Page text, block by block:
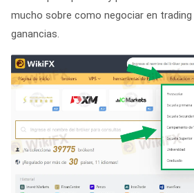
mucho sobre como negociar en trading
ganancias.